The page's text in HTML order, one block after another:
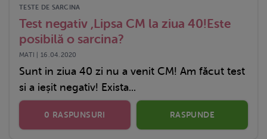
TESTE DE SARCINA
Test negativ ,Lipsa CM la ziua 40!Este
posibilă o sarcina?
MATI | 16.04.2020
Sunt in ziua 40 zi nu a venit CM! Am făcut test
si a ieșit negativ! Exista...
0 RASPUNSURI RASPUNDE